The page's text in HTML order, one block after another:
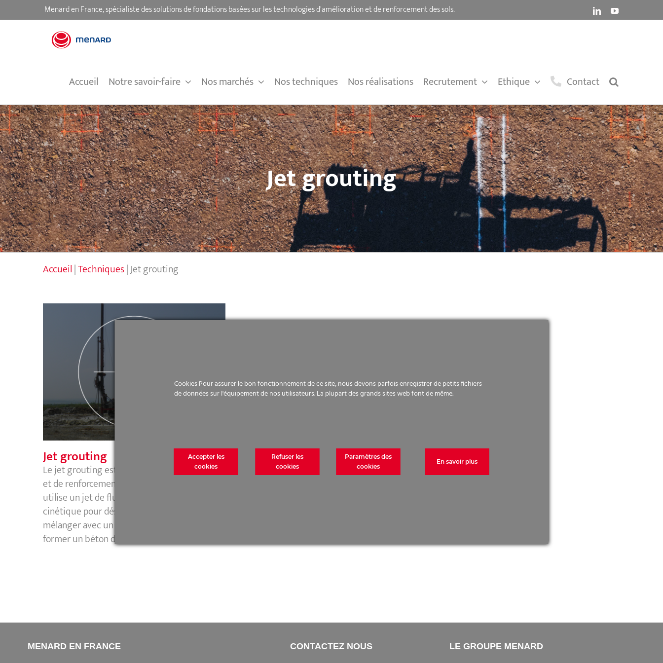
au
Menard en France, spécialiste des solutions de fondations basées sur les technologies d'amélioration et de renforcement des sols. LinkedInYouTube
Accueil Notre savoir-faire Nos marchés Nos techniques Nos réalisations Recrutement Ethique Contact
Jet grouting
Accueil|Techniques|Jet grouting
Jet grouting
Le jet grouting est un procédé d’amélioration
et de renforcement de sols dans la masse qui
utilise un jet de fluide à haute énergie
cinétique pour déstructurer le terrain et le
mélanger avec un coulis liquide de manière à
former un béton de sol.
MENARD EN FRANCE CONTACTEZ NOUS LE GROUPE MENARD
Cookies Pour assurer le bon fonctionnement de ce site, nous devons parfois enregistrer de petits fichiers
de données sur l'équipement de nos utilisateurs. La plupart des grands sites web font de même.
Accepter les
cookies
Refuser les
cookies
En savoir plus
Paramètres des
cookies